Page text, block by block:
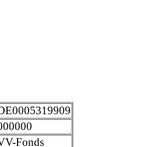
Fonds